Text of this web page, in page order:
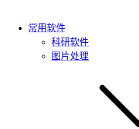
常用软件
科研软件
图片处理